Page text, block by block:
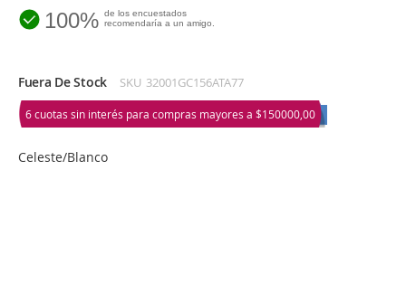
100% de los encuestados
recomendaría a un amigo.
Fuera De Stock SKU 32001GC156ATA77
6 cuotas sin interés para compras mayores a $150000,00
Celeste/Blanco